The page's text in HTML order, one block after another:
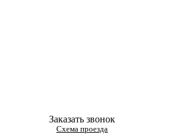
Заказать звонок
Схема проезда